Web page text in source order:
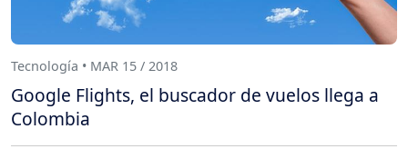
Tecnología • MAR 15 / 2018
Google Flights, el buscador de vuelos llega a
Colombia